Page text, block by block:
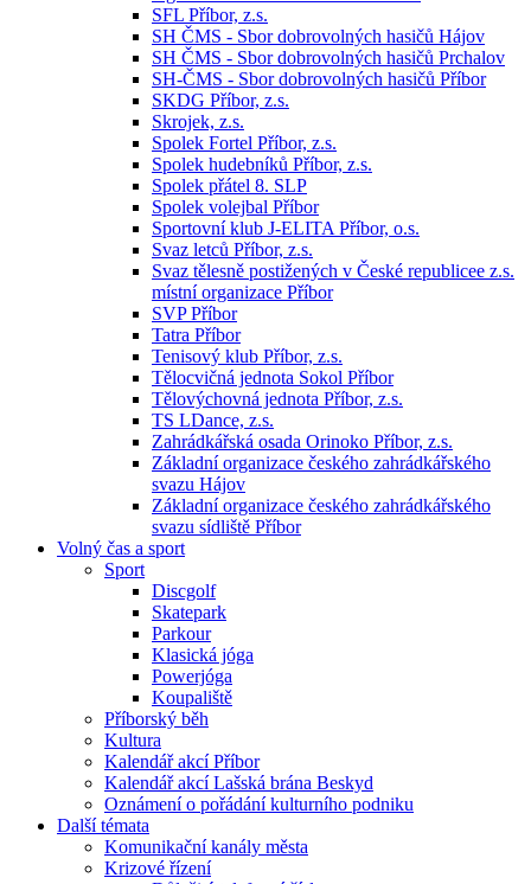
SFL Příbor, z.s.
SH ČMS - Sbor dobrovolných hasičů Hájov
SH ČMS - Sbor dobrovolných hasičů Prchalov
SH-ČMS - Sbor dobrovolných hasičů Příbor
SKDG Příbor, z.s.
Skrojek, z.s.
Spolek Fortel Příbor, z.s.
Spolek hudebníků Příbor, z.s.
Spolek přátel 8. SLP
Spolek volejbal Příbor
Sportovní klub J-ELITA Příbor, o.s.
Svaz letců Příbor, z.s.
Svaz tělesně postižených v České republicee z.s.
místní organizace Příbor
SVP Příbor
Tatra Příbor
Tenisový klub Příbor, z.s.
Tělocvičná jednota Sokol Příbor
Tělovýchovná jednota Příbor, z.s.
TS LDance, z.s.
Zahrádkářská osada Orinoko Příbor, z.s.
Základní organizace českého zahrádkářského
svazu Hájov
Základní organizace českého zahrádkářského
svazu sídliště Příbor
Volný čas a sport
Sport
Discgolf
Skatepark
Parkour
Klasická jóga
Powerjóga
Koupaliště
Příborský běh
Kultura
Kalendář akcí Příbor
Kalendář akcí Lašská brána Beskyd
Oznámení o pořádání kulturního podniku
Další témata
Komunikační kanály města
Krizové řízení